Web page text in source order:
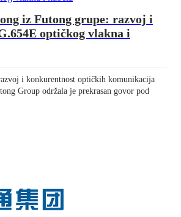
iz Futong grupe: razvoj i
optičkog vlakna i
i konkurentnost optičkih komunikacija
Group održala je prekrasan govor pod